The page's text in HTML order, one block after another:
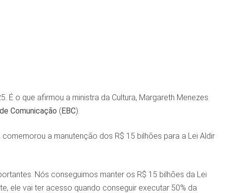
É o que afirmou a ministra da Cultura, Margareth Menezes.
Comunicação (EBC).
a manutenção dos R$ 15 bilhões para a Lei Aldir
Nós conseguimos manter os R$ 15 bilhões da Lei
ele vai ter acesso quando conseguir executar 50% da